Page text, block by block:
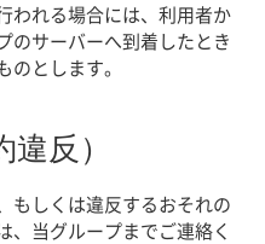
われる場合には、利用者か
のサーバーへ到着したとき
とします。
反）
もしくは違反するおそれの
、当グループまでご連絡く